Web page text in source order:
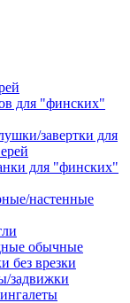
для "финских"
завертки для
для "финских"
настенные
обычные
без врезки
задвижки